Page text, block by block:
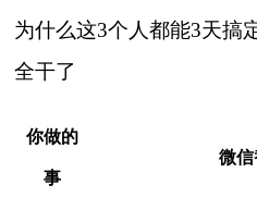
为什么这3个人都能3天搞
全干了
你做的
事
微